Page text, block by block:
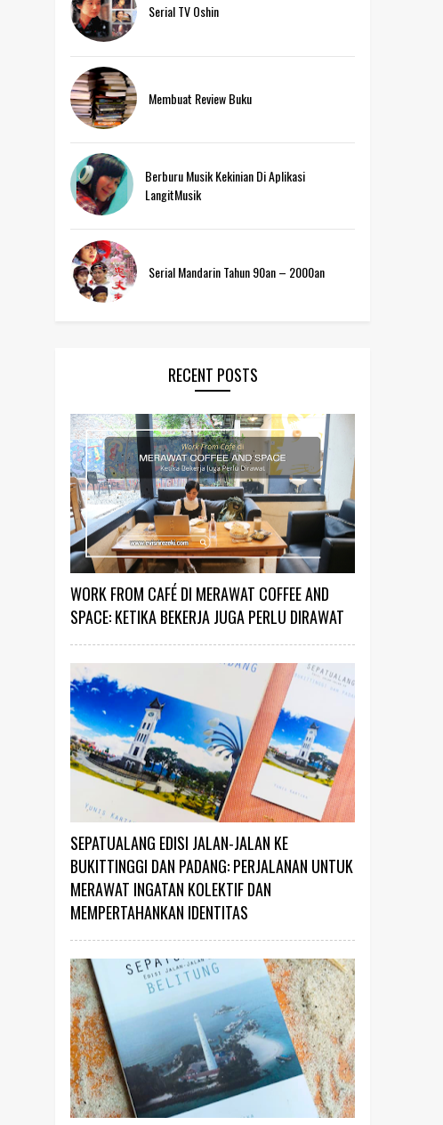
Serial TV Oshin
Membuat Review Buku
Berburu Musik Kekinian Di Aplikasi
LangitMusik
Serial Mandarin Tahun 90an – 2000an
RECENT POSTS
WORK FROM CAFÉ DI MERAWAT COFFEE AND
SPACE: KETIKA BEKERJA JUGA PERLU DIRAWAT
SEPATUALANG EDISI JALAN-JALAN KE
BUKITTINGGI DAN PADANG: PERJALANAN UNTUK
MERAWAT INGATAN KOLEKTIF DAN
MEMPERTAHANKAN IDENTITAS